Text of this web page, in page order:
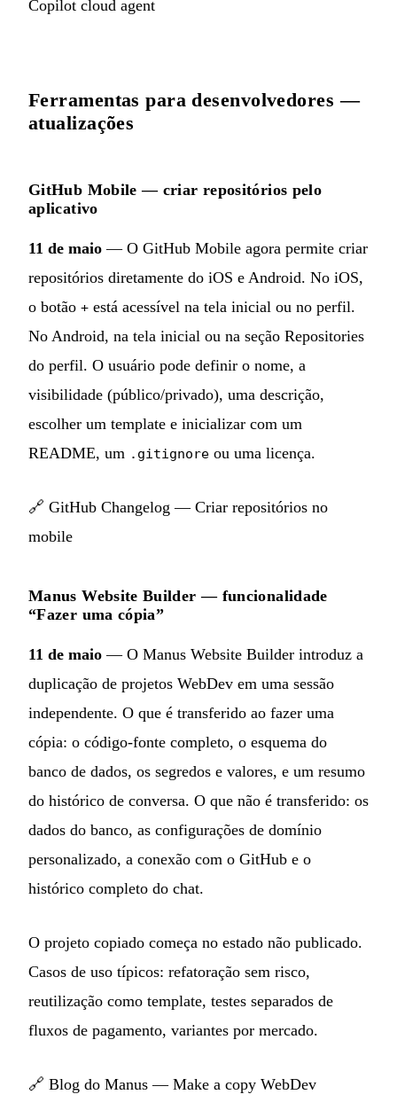
Copilot cloud agent
Ferramentas para desenvolvedores —
atualizações
GitHub Mobile — criar repositórios pelo
aplicativo
11 de maio — O GitHub Mobile agora permite criar
repositórios diretamente do iOS e Android. No iOS,
o botão + está acessível na tela inicial ou no perfil.
No Android, na tela inicial ou na seção Repositories
do perfil. O usuário pode definir o nome, a
visibilidade (público/privado), uma descrição,
escolher um template e inicializar com um
README, um .gitignore ou uma licença.
🔗 GitHub Changelog — Criar repositórios no
mobile
Manus Website Builder — funcionalidade
“Fazer uma cópia”
11 de maio — O Manus Website Builder introduz a
duplicação de projetos WebDev em uma sessão
independente. O que é transferido ao fazer uma
cópia: o código-fonte completo, o esquema do
banco de dados, os segredos e valores, e um resumo
do histórico de conversa. O que não é transferido: os
dados do banco, as configurações de domínio
personalizado, a conexão com o GitHub e o
histórico completo do chat.
O projeto copiado começa no estado não publicado.
Casos de uso típicos: refatoração sem risco,
reutilização como template, testes separados de
fluxos de pagamento, variantes por mercado.
🔗 Blog do Manus — Make a copy WebDev